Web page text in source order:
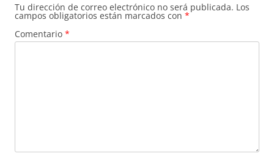
Tu dirección de correo electrónico no será publicada. Los
campos obligatorios están marcados con *
Comentario *